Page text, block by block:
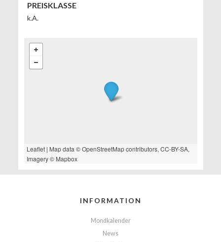
PREISKLASSE
k.A.
Leaflet| Map data ©OpenStreetMapcontributors, CC-BY-SA,
Imagery © Mapbox
INFORMATION
Mondkalender
News